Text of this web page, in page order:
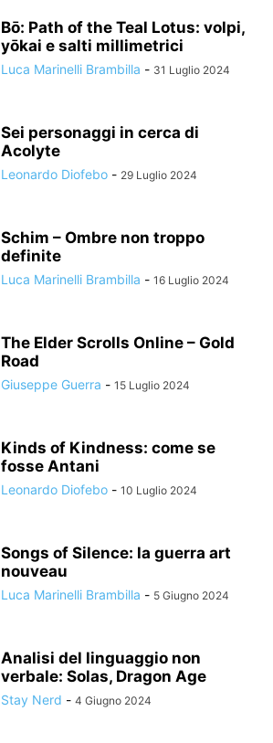
Bō: Path of the Teal Lotus: volpi,
yōkai e salti millimetrici
Luca Marinelli Brambilla - 31 Luglio 2024
Sei personaggi in cerca di
Acolyte
Leonardo Diofebo - 29 Luglio 2024
Schim – Ombre non troppo
definite
Luca Marinelli Brambilla - 16 Luglio 2024
The Elder Scrolls Online – Gold
Road
Giuseppe Guerra - 15 Luglio 2024
Kinds of Kindness: come se
fosse Antani
Leonardo Diofebo - 10 Luglio 2024
Songs of Silence: la guerra art
nouveau
Luca Marinelli Brambilla - 5 Giugno 2024
Analisi del linguaggio non
verbale: Solas, Dragon Age
Stay Nerd - 4 Giugno 2024